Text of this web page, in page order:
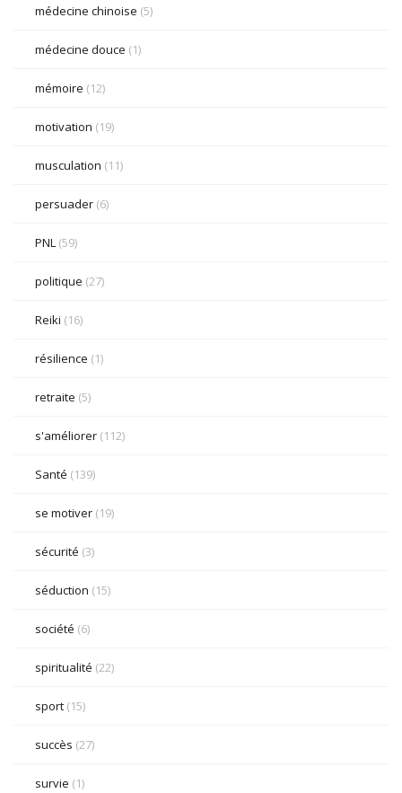
médecine chinoise (5)
médecine douce (1)
mémoire (12)
motivation (19)
musculation (11)
persuader (6)
PNL (59)
politique (27)
Reiki (16)
résilience (1)
retraite (5)
s'améliorer (112)
Santé (139)
se motiver (19)
sécurité (3)
séduction (15)
société (6)
spiritualité (22)
sport (15)
succès (27)
survie (1)